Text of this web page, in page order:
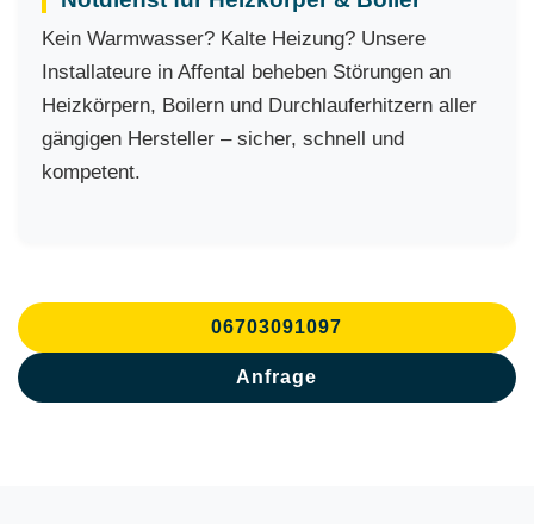
Kein Warmwasser? Kalte Heizung? Unsere
Installateure in Affental beheben Störungen an
Heizkörpern, Boilern und Durchlauferhitzern aller
gängigen Hersteller – sicher, schnell und
kompetent.
06703091097
Anfrage